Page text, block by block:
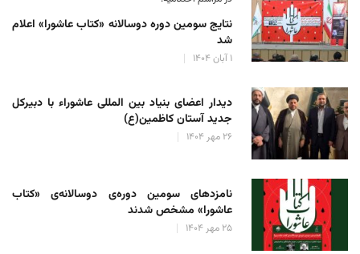
نتایج سومین دوره‌ دوسالانه‌ «کتاب عاشورا» اعلام
شد
۱ آبان ۱۴۰۴
دیدار اعضای بنیاد بین المللی عاشوراء با دبیرکل
جدید آستان کاظمین(ع)
۲۶ مهر ۱۴۰۴
نامزدهای سومین دوره‌ی دوسالانه‌ی «کتاب
عاشورا» مشخص شدند
۲۵ مهر ۱۴۰۴